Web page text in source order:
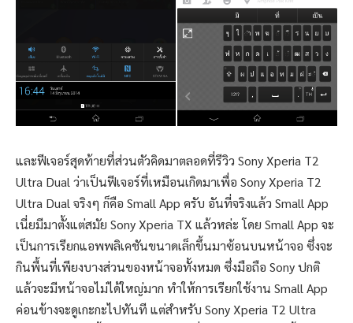
และฟีเจอร์สุดท้ายที่ส่วนตัวคิดมาตลอดที่รีวิว Sony Xperia T2
Ultra Dual ว่าเป็นฟีเจอร์ที่เหมือนเกิดมาเพื่อ Sony Xperia T2
Ultra Dual จริงๆ ก็คือ Small App ครับ อันที่จริงแล้ว Small App
เนี่ยมีมาตั้งแต่สมัย Sony Xperia TX แล้วหล่ะ โดย Small App จะ
เป็นการเรียกแอพพลิเคชันขนาดเล็กขึ้นมาซ้อนบนหน้าจอ ซึ่งจะ
กินพื้นที่เพียงบางส่วนของหน้าจอทั้งหมด ซึ่งมือถือ Sony ปกติ
แล้วจะมีหน้าจอไม่ได้ใหญ่มาก ทำให้การเรียกใช้งาน Small App
ค่อนข้างจะดูเกะกะไปทันที แต่สำหรับ Sony Xperia T2 Ultra